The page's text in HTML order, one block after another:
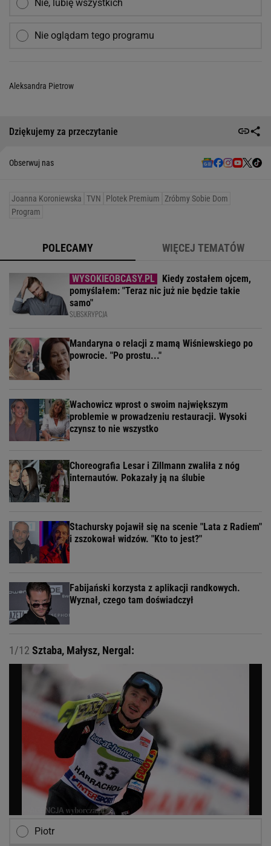
Nie, lubię wszystkich
Nie oglądam tego programu
Aleksandra Pietrow
Dziękujemy za przeczytanie
Obserwuj nas
Joanna Koroniewska TVN Plotek Premium Zróbmy Sobie Dom
Program
POLECAMY WIĘCEJ TEMATÓW
Kiedy zostałem ojcem,
pomyślałem: "Teraz nic już nie będzie takie
samo"
SUBSKRYPCJA
Mandaryna o relacji z mamą Wiśniewskiego po
powrocie. "Po prostu..."
Wachowicz wprost o swoim największym
problemie w prowadzeniu restauracji. Wysoki
czynsz to nie wszystko
Choreografia Lesar i Zillmann zwaliła z nóg
internautów. Pokazały ją na ślubie
Stachursky pojawił się na scenie "Lata z Radiem"
i zszokował widzów. "Kto to jest?"
Fabijański korzysta z aplikacji randkowych.
Wyznał, czego tam doświadczył
1/12 Sztaba, Małysz, Nergal:
Piotr